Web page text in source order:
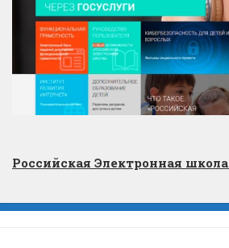
Российская Электронная школа